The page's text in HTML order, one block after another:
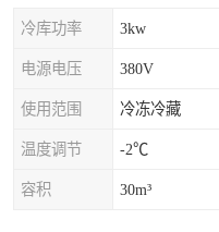
冷库功率 3kw
电源电压 380V
使用范围 冷冻冷藏
温度调节 -2℃
容积 30m³